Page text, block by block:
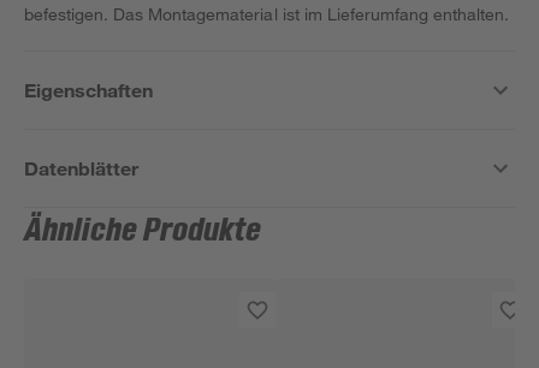
befestigen. Das Montagematerial ist im Lieferumfang enthalten.
Eigenschaften
Datenblätter
Ähnliche Produkte